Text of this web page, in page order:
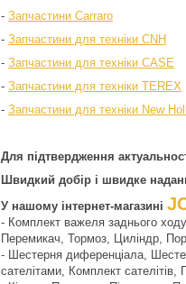
- Запчастини Carraro
- Запчастини для техніки CNH
- Запчастини для техніки CASE
- Запчастини для техніки TEREX
- Запчастини для техніки New
Для підтвердження
Швидкий добір і швидке
У нашому інтернет-магазині
- Комплект важеля заднього
Перемикач, Тормоз, Циліндр,
- Шестерня диференціала,
сателітами, Комплект